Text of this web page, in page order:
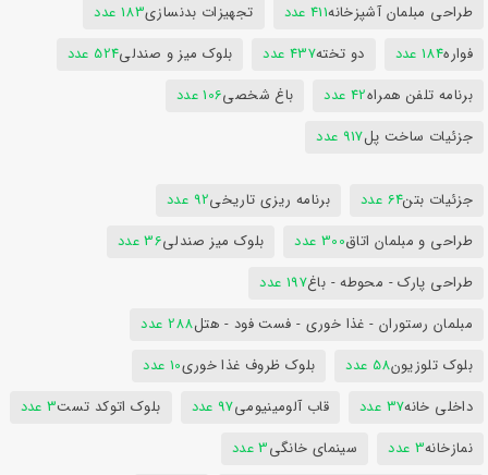
طراحی مبلمان آشپزخانه411 عدد تجهیزات بدنسازی183 عدد
فواره184 عدد دو تخته437 عدد بلوک میز و صندلی524 عدد
برنامه تلفن همراه42 عدد باغ شخصی106 عدد
جزئیات ساخت پل917 عدد
جزئیات بتن64 عدد برنامه ریزی تاریخی92 عدد
طراحی و مبلمان اتاق300 عدد بلوک میز صندلی36 عدد
طراحی پارک - محوطه - باغ197 عدد
مبلمان رستوران - غذا خوری - فست فود - هتل288 عدد
بلوک تلوزیون58 عدد بلوک ظروف غذا خوری10 عدد
داخلی خانه37 عدد قاب آلومینیومی97 عدد بلوک اتوکد تست3 عدد
نمازخانه3 عدد سینمای خانگی3 عدد